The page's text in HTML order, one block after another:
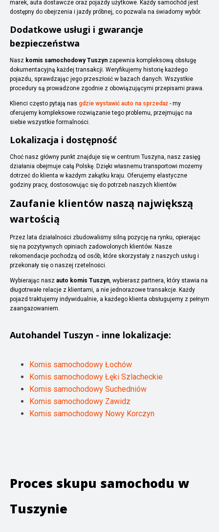
marek, auta dostawcze oraz pojazdy użytkowe. Każdy samochód jest
dostępny do obejrzenia i jazdy próbnej, co pozwala na świadomy wybór.
Dodatkowe usługi i gwarancje
bezpieczeństwa
Nasz komis samochodowy Tuszyn zapewnia kompleksową obsługę
dokumentacyjną każdej transakcji. Weryfikujemy historię każdego
pojazdu, sprawdzając jego przeszłość w bazach danych. Wszystkie
procedury są prowadzone zgodnie z obowiązującymi przepisami prawa.
Klienci często pytają nas gdzie wystawić auto na sprzedaż - my
oferujemy kompleksowe rozwiązanie tego problemu, przejmując na
siebie wszystkie formalności.
Lokalizacja i dostępność
Choć nasz główny punkt znajduje się w centrum Tuszyna, nasz zasięg
działania obejmuje całą Polskę. Dzięki własnemu transportowi możemy
dotrzeć do klienta w każdym zakątku kraju. Oferujemy elastyczne
godziny pracy, dostosowując się do potrzeb naszych klientów.
Zaufanie klientów naszą największą
wartością
Przez lata działalności zbudowaliśmy silną pozycję na rynku, opierając
się na pozytywnych opiniach zadowolonych klientów. Nasze
rekomendacje pochodzą od osób, które skorzystały z naszych usług i
przekonały się o naszej rzetelności.
Wybierając nasz auto komis Tuszyn, wybierasz partnera, który stawia na
długotrwałe relacje z klientami, a nie jednorazowe transakcje. Każdy
pojazd traktujemy indywidualnie, a każdego klienta obsługujemy z pełnym
zaangażowaniem.
Autohandel Tuszyn - inne lokalizacje:
Komis samochodowy Łochów
Komis samochodowy Łęki Szlacheckie
Komis samochodowy Suchedniów
Komis samochodowy Zawidz
Komis samochodowy Nowy Korczyn
Proces skupu samochodu w
Tuszynie